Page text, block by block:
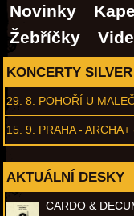
Novinky
Žebříčky
KONCERTY
29. 8. POHOŘÍ U
15. 9. PRAHA -
AKTUÁLNÍ DESKY
CARDO &